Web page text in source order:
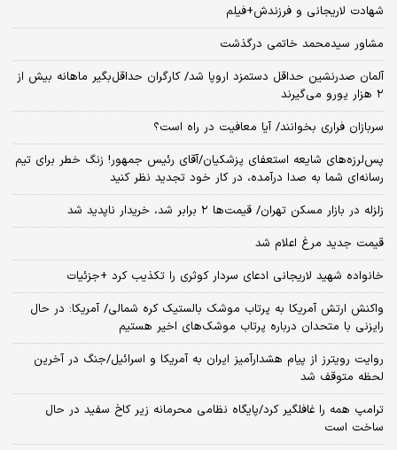
شهادت لاریجانی و فرزندش+فیلم
مشاور سیدمحمد خاتمی درگذشت
آلمان صدرنشین حداقل دستمزد اروپا شد/ کارگران حداقل‌بگیر ماهانه بیش از
۲ هزار یورو می‌گیرند
سربازان فراری بخوانند/ آیا معافیت در راه است؟
پس‌لرزه‌های شایعه استعفای پزشکیان/آقای رئیس جمهور! زنگ خطر برای تیم
رسانه‌ای شما به صدا درآمده، در کار خود تجدید نظر کنید
زلزله در بازار مسکن تهران/ قیمت‌ها ۲ برابر شد، خریدار ناپدید شد
قیمت جدید مرغ اعلام شد
خانواده شهید لاریجانی ادعای سردار کوثری را تکذیب کرد +جزئیات
واکنش ارتش آمریکا به پرتاب موشک بالستیک کره شمالی/ آمریکا: در حال
رایزنی با متحدان درباره پرتاب موشک‌های اخیر هستیم
روایت رویترز از پیام هشدارآمیز ایران به آمریکا و اسرائیل/جنگ در آخرین
لحظه متوقف شد
ترامپ همه را غافلگیر کرد/پایگاه نظامی محرمانه زیر کاخ سفید در حال
ساخت است